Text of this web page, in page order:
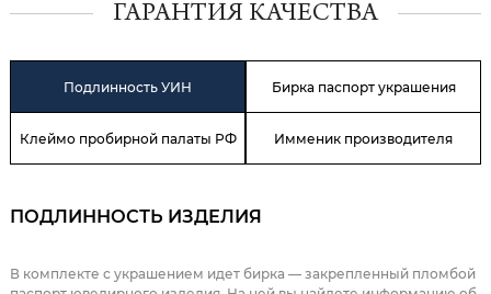
ГАРАНТИЯ КАЧЕСТВА
Подлинность УИН Бирка паспорт украшения
Клеймо пробирной палаты РФ Имменик производителя
ПОДЛИННОСТЬ ИЗДЕЛИЯ
В комплекте с украшением идет бирка — закрепленный пломбой